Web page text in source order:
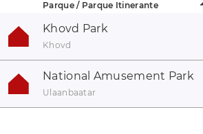
Parque / Parque Itinerante
Khovd Park
Khovd
National Amusement Park
Ulaanbaatar